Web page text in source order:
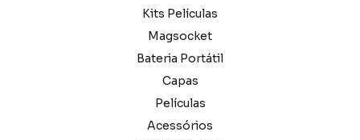
Kits Películas
Magsocket
Bateria Portátil
Capas
Películas
Acessórios